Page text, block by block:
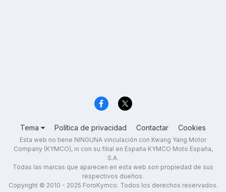
Tema Política de privacidad Contactar Cookies
Esta web no tiene NINGUNA vinculación con Kwang Yang Motor
Company (KYMCO), ni con su filial en España KYMCO Moto España,
S.A.
Todas las marcas que aparecen en esta web son propiedad de sus
respectivos dueños.
Copyright © 2010 - 2025 ForoKymco. Todos los derechos reservados.